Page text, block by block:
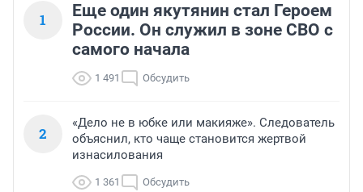
1
Еще один якутянин стал Героем
России. Он служил в зоне СВО с
самого начала
1 491 Обсудить
2
«Дело не в юбке или макияже». Следователь
объяснил, кто чаще становится жертвой
изнасилования
1 361 Обсудить